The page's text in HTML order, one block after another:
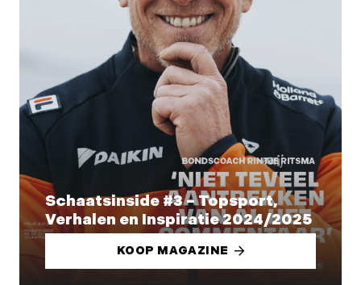
Schaatsinside #3 – Topsport,
Verhalen en Inspiratie 2024/2025
KOOP MAGAZINE